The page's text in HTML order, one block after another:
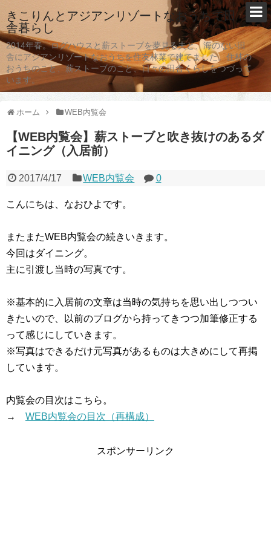
きこりんとアジアンリゾートなおうちで田
舎暮らし
2014年春。ログハウスと薪ストーブを夢見る夫と、海のない田
舎にアジアンリゾートなおうちを住友林業で建てました。住林の
おうちのこと、薪ストーブのこと、日々の田舎くらしをつづって
います。
ホーム WEB内覧会
【WEB内覧会】薪ストーブと吹き抜けのあるダ
イニング（入居前）
2017/4/17 WEB内覧会 0
こんにちは、なおひよです。
またまたWEB内覧会の続きいきます。
今回はダイニング。
主に引渡し当時の写真です。
※基本的に入居前の文章は当時の気持ちを思い出しつつい
きたいので、以前のブログから持ってきつつ加筆修正する
って感じにしていきます。
※写真はできるだけ元写真があるものは大きめにして再掲
しています。
内覧会の目次はこちら。
→ WEB内覧会の目次（再構成）
スポンサーリンク